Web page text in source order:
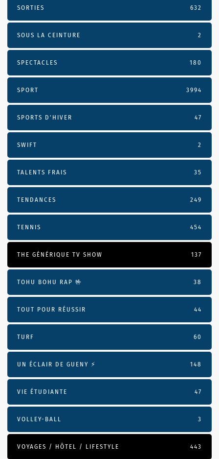
SORTIES 632
SOUS LA CEINTURE 2
SPECTACLES 180
SPORT 3994
SPORTS D'HIVER 47
SWIFT 2
TALENTS FRAIS 35
TENDANCES 249
TENNIS 454
THE GÉNÉRIQUE TV SHOW 137
TOHU BOHU RAP 🤟 38
TOUT POUR RÉUSSIR 44
TURF 60
UN ÉCLAIR DE GUENY ⚡️ 148
VIE ÉTUDIANTE 47
VOLLEY-BALL 3
VOYAGES / HÔTEL / LIFESTYLE 443